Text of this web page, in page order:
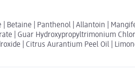
Betaine | Panthenol | Allantoin |
| Guar Hydroxypropyltrimonium
| Citrus Aurantium Peel Oil |